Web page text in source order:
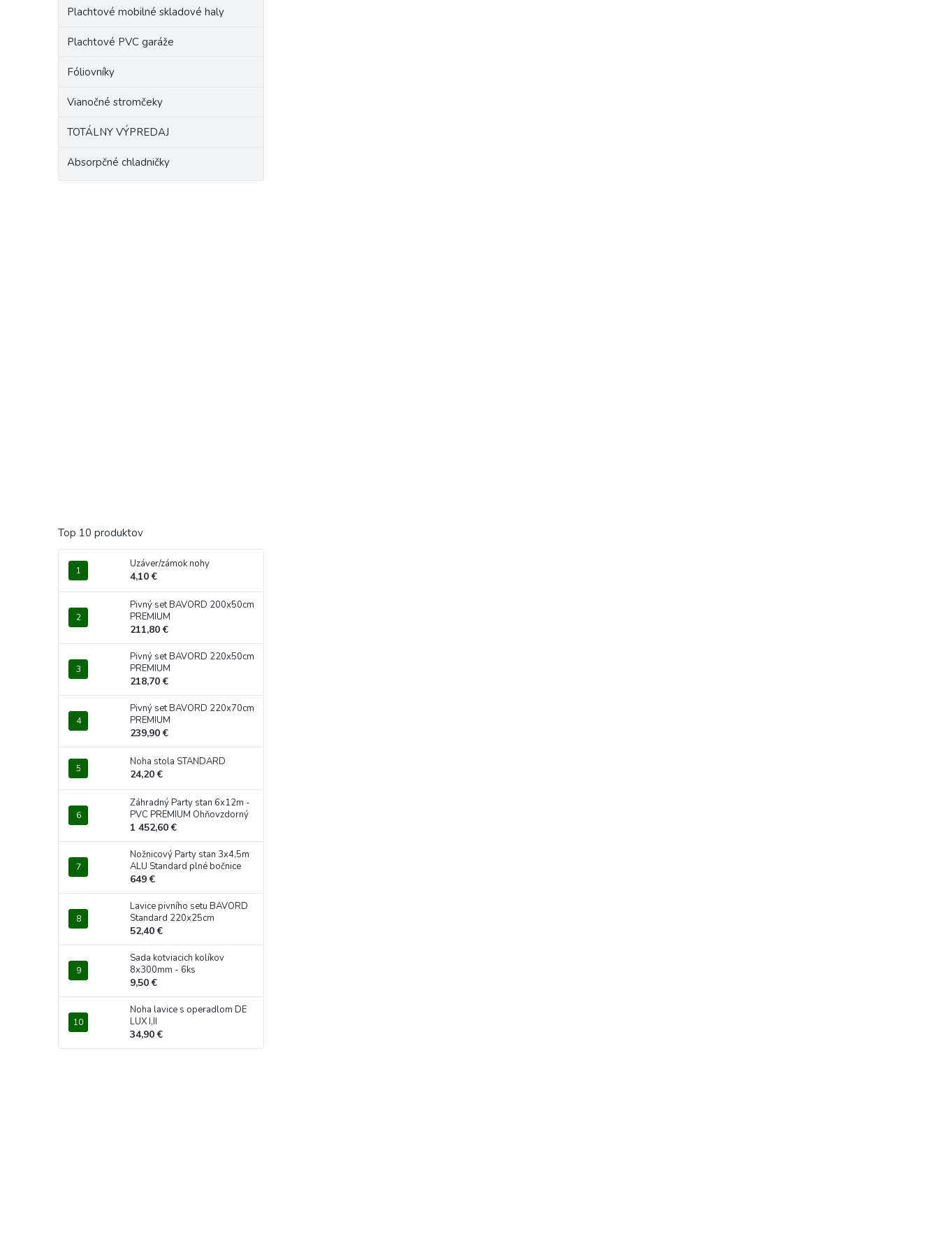
Plachtové mobilné skladové haly
Plachtové PVC garáže
Fóliovníky
Vianočné stromčeky
TOTÁLNY VÝPREDAJ
Absorpčné chladničky
Top 10 produktov
Uzáver/zámok nohy
4,10 €
Pivný set BAVORD 200x50cm
PREMIUM
211,80 €
Pivný set BAVORD 220x50cm
PREMIUM
218,70 €
Pivný set BAVORD 220x70cm
PREMIUM
239,90 €
Noha stola STANDARD
24,20 €
Záhradný Party stan 6x12m -
PVC PREMIUM Ohňovzdorný
1 452,60 €
Nožnicový Party stan 3x4,5m
ALU Standard plné bočnice
649 €
Lavice pivního setu BAVORD
Standard 220x25cm
52,40 €
Sada kotviacich kolíkov
8x300mm - 6ks
9,50 €
Noha lavice s operadlom DE
LUX I,II
34,90 €